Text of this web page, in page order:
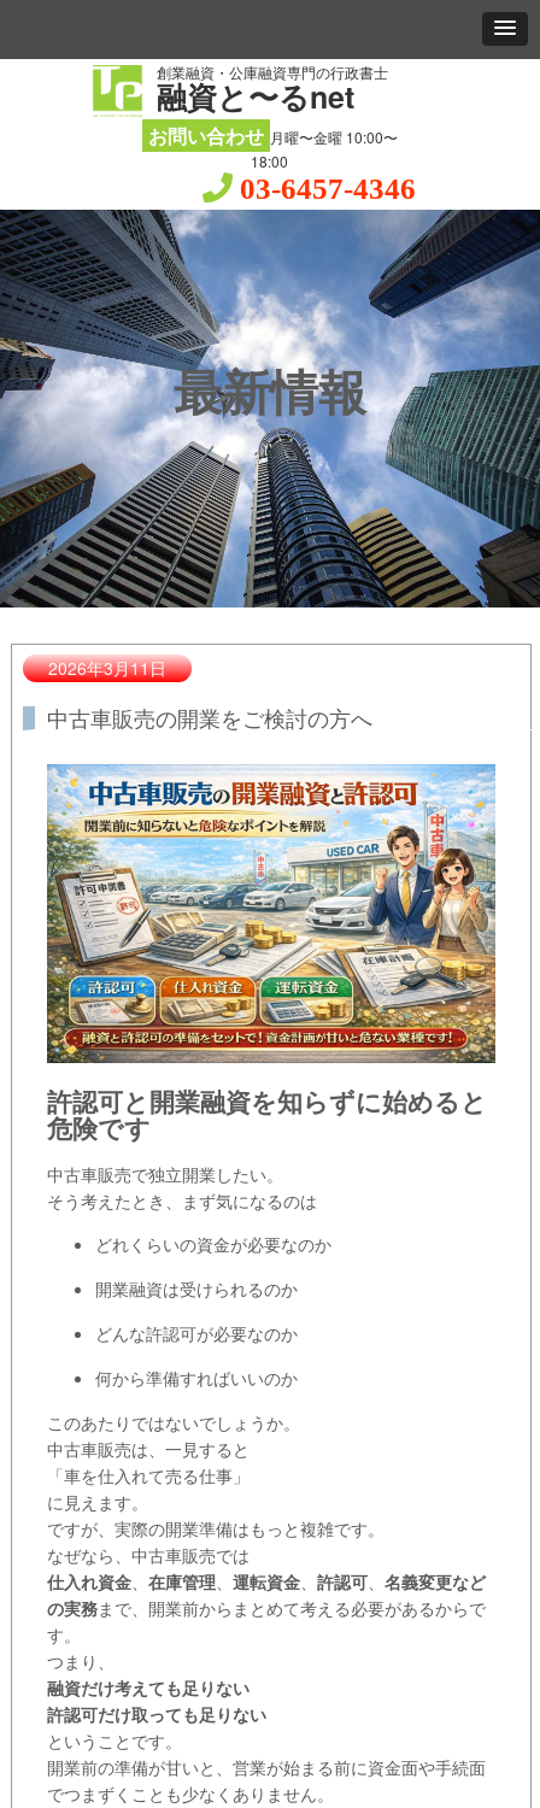
創業融資・公庫融資専門の行政書士
融資と〜るnet
お問い合わせ 月曜〜金曜 10:00〜
18:00
03-6457-4346
最新情報
2026年3月11日
中古車販売の開業をご検討の方へ
許認可と開業融資を知らずに始めると
危険です
中古車販売で独立開業したい。
そう考えたとき、まず気になるのは
どれくらいの資金が必要なのか
開業融資は受けられるのか
どんな許認可が必要なのか
何から準備すればいいのか
このあたりではないでしょうか。
中古車販売は、一見すると
「車を仕入れて売る仕事」
に見えます。
ですが、実際の開業準備はもっと複雑です。
なぜなら、中古車販売では
仕入れ資金、 在庫管理、 運転資金、 許認可、 名義変更など
の実務まで、開業前からまとめて考える必要があるからで
す。
つまり、
融資だけ考えても足りない
許認可だけ取っても足りない
ということです。
開業前の準備が甘いと、営業が始まる前に資金面や手続面
でつまずくことも少なくありません。